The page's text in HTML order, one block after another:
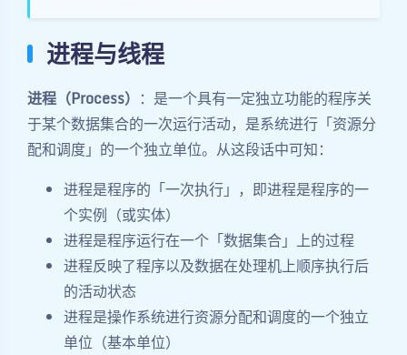
进程与线程
进程（Process） ：是一个具有一定独立功能的程序关
于某个数据集合的一次运行活动，是系统进行「资源分
配和调度」的一个独立单位。从这段话中可知：
进程是程序的「一次执行」，即进程是程序的一
个实例（或实体）
进程是程序运行在一个「数据集合」上的过程
进程反映了程序以及数据在处理机上顺序执行后
的活动状态
进程是操作系统进行资源分配和调度的一个独立
单位（基本单位）